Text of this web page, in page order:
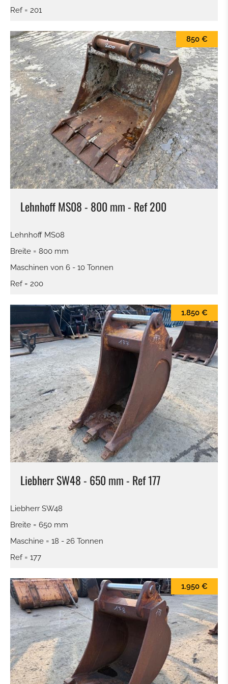
Ref = 201
Lehnhoff MS08 - 800 mm - Ref 200
850 €
Lehnhoff MS08
Breite = 800 mm
Maschinen von 6 - 10 Tonnen
Ref = 200
Liebherr SW48 - 650 mm - Ref 177
1.850 €
Liebherr SW48
Breite = 650 mm
Maschine = 18 - 26 Tonnen
Ref = 177
1.950 €